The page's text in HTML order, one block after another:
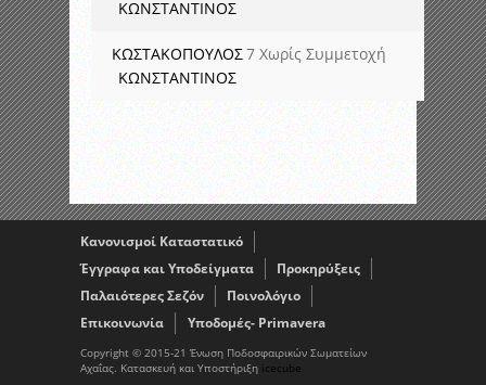
ΚΩΝΣΤΑΝΤΙΝΟΣ
ΚΩΣΤΑΚΟΠΟΥΛΟΣ
ΚΩΝΣΤΑΝΤΙΝΟΣ
7 Χωρίς Συμμετοχή
Κανονισμοί Καταστατικό
Έγγραφα και Υποδείγματα
Προκηρύξεις
Παλαιότερες Σεζόν
Ποινολόγιο
Επικοινωνία
Υποδομές- Primavera
Copyright © 2015-21 Ένωση Ποδοσφαιρικών Σωματείων
Αχαΐας. Κατασκευή και Υποστήριξη icecube